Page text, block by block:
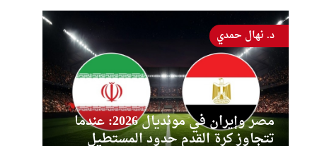
مصر وإيران في مونديال 2026: عندما
تتجاوز كرة القدم حدود المستطيل
د. نهال حمدي